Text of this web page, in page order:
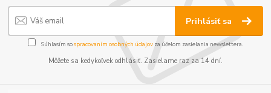
Prihlásiť sa
Súhlasím sospracovaním osobných údajov za účelom zasielania newslettera.
Môžete sa kedykoľvek odhlásiť. Zasielame raz za 14 dní.